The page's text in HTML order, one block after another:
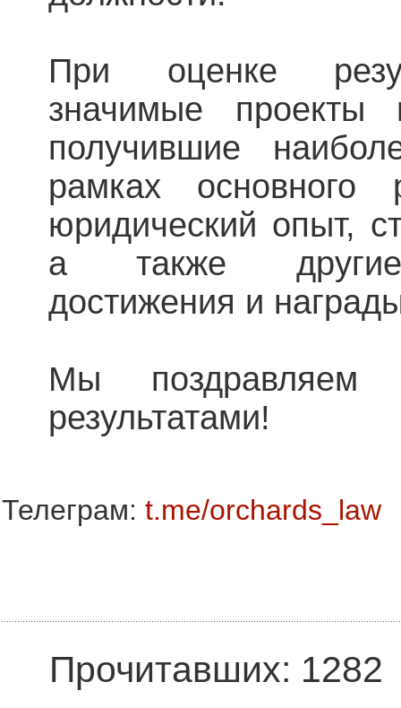
При оценке
значимые проекты
получившие
рамках основного
юридический опыт,
а также другие
достижения и
Мы поздравляем
результатами!
Телеграм: t.me/orchards_law
Прочитавших: 1282